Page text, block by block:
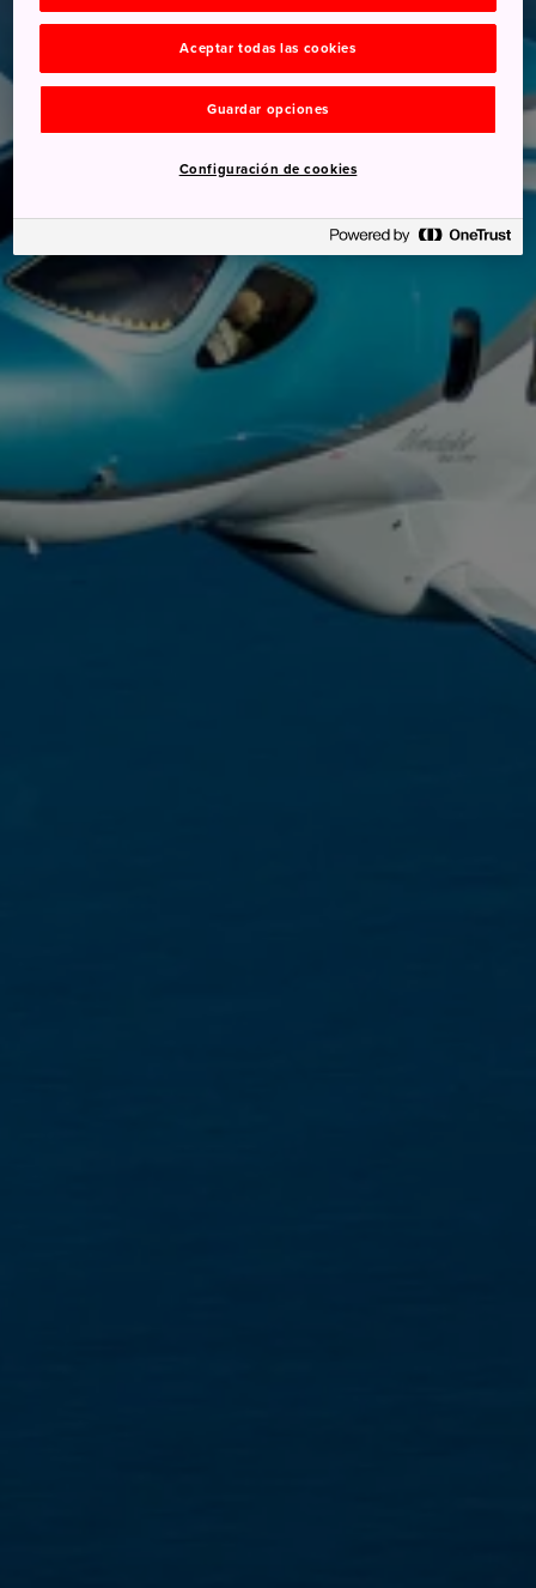
Aceptar todas las cookies
Guardar opciones
Configuración de cookies